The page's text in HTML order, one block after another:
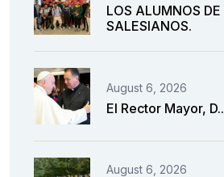
LOS ALUMNOS DE
SALESIANOS.
August 6, 2026
El Rector Mayor, D..
August 6, 2026